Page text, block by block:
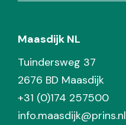
Maasdijk NL
Tuindersweg 37
2676 BD Maasdijk
+31 (0)174 257500
info.maasdijk@prins.nl